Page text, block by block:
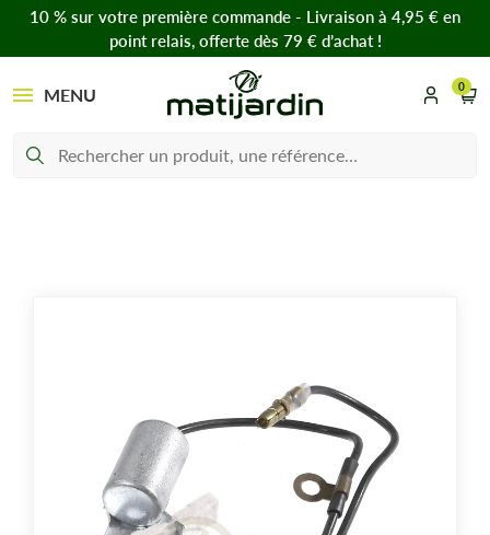
10 % sur votre première commande - Livraison à 4,95 € en
point relais, offerte dès 79 € d’achat !
MENU 0